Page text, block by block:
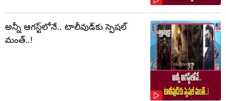
అన్నీ ఆగస్ట్‌లోనే.. టాలీవుడ్‌కు స్పెషల్
మంత్..!